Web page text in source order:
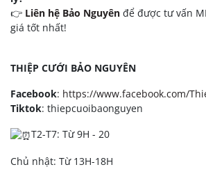
👉 Liên hệ Bảo Nguyên để được tư vấn
giá tốt nhất!
THIỆP CƯỚI BẢO NGUYÊN
Facebook: https://www.facebook.com/
Tiktok: thiepcuoibaonguyen
T2-T7: Từ 9H - 20
Chủ nhật: Từ 13H-18H